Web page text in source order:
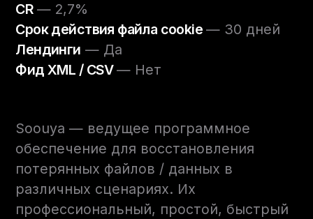
CR — 2,7%
Срок действия файла cookie — 30 дней
Лендинги — Да
Фид XML / CSV— Нет
Soouya — ведущее программное
обеспечение для восстановления
потерянных файлов / данных в
различных сценариях. Их
профессиональный, простой, быстрый